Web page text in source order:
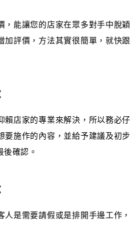
，能讓您的店家在眾多對手中脫穎
加評價，方法其實很簡單，就快跟
賴店家的專業來解決，所以務必仔
要施作的內容，並給予建議及初步
後確認。
人是需要請假或是排開手邊工作，